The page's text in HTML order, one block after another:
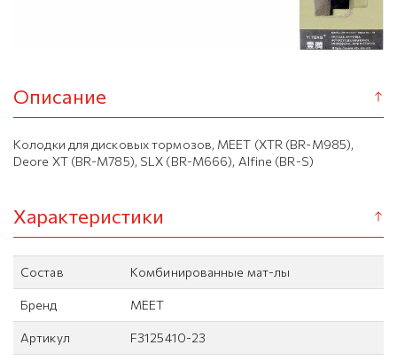
Описание
Колодки для дисковых тормозов, MEET (XTR (BR-M985),
Deore XT (BR-M785), SLX (BR-M666), Alfine (BR-S)
Характеристики
Состав Комбинированные мат-лы
Бренд MEET
Артикул F3125410-23